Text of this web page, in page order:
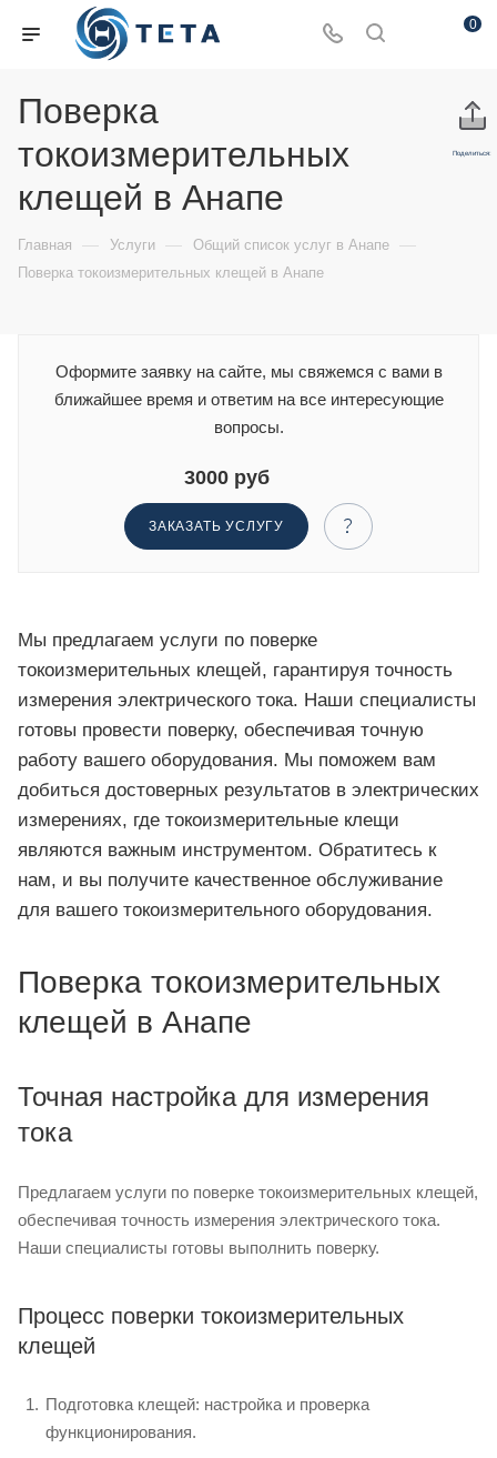
0
Поделиться:
Поверка
токоизмерительных
клещей в Анапе
Главная — Услуги — Общий список услуг в Анапе —
Поверка токоизмерительных клещей в Анапе
Оформите заявку на сайте, мы свяжемся с вами в
ближайшее время и ответим на все интересующие
вопросы.
3000 руб
ЗАКАЗАТЬ УСЛУГУ
Мы предлагаем услуги по поверке
токоизмерительных клещей, гарантируя точность
измерения электрического тока. Наши специалисты
готовы провести поверку, обеспечивая точную
работу вашего оборудования. Мы поможем вам
добиться достоверных результатов в электрических
измерениях, где токоизмерительные клещи
являются важным инструментом. Обратитесь к
нам, и вы получите качественное обслуживание
для вашего токоизмерительного оборудования.
Поверка токоизмерительных
клещей в Анапе
Точная настройка для измерения
тока
Предлагаем услуги по поверке токоизмерительных клещей,
обеспечивая точность измерения электрического тока.
Наши специалисты готовы выполнить поверку.
Процесс поверки токоизмерительных
клещей
Подготовка клещей: настройка и проверка
функционирования.